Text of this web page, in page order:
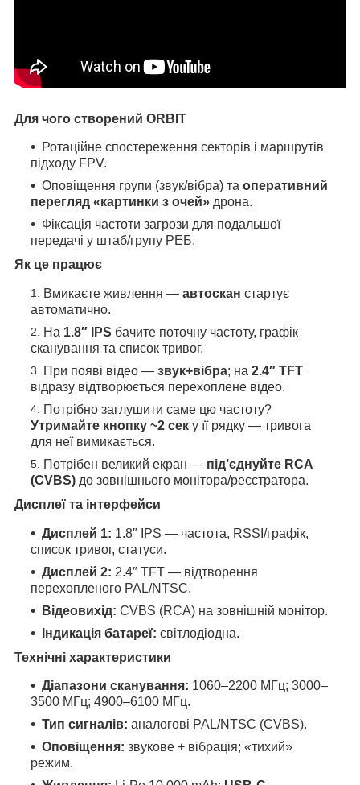
Для чого створений ORBIT
Ротаційне спостереження секторів і маршрутів
підходу FPV.
Оповіщення групи (звук/вібра) та оперативний
перегляд «картинки з очей» дрона.
Фіксація частоти загрози для подальшої
передачі у штаб/групу РЕБ.
Як це працює
Вмикаєте живлення — автоскан стартує
автоматично.
На 1.8″ IPS бачите поточну частоту, графік
сканування та список тривог.
При появі відео — звук+вібра; на 2.4″ TFT
відразу відтворюється перехоплене відео.
Потрібно заглушити саме цю частоту?
Утримайте кнопку ~2 сек у її рядку — тривога
для неї вимикається.
Потрібен великий екран — під’єднуйте RCA
(CVBS) до зовнішнього монітора/реєстратора.
Дисплеї та інтерфейси
Дисплей 1: 1.8″ IPS — частота, RSSI/графік,
список тривог, статуси.
Дисплей 2: 2.4″ TFT — відтворення
перехопленого PAL/NTSC.
Відеовихід: CVBS (RCA) на зовнішній монітор.
Індикація батареї: світлодіодна.
Технічні характеристики
Діапазони сканування: 1060–2200 МГц; 3000–
3500 МГц; 4900–6100 МГц.
Тип сигналів: аналогові PAL/NTSC (CVBS).
Оповіщення: звукове + вібрація; «тихий»
режим.